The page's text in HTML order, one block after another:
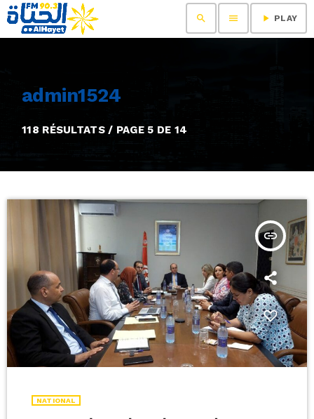
search menu play_arrow PLAY
admin1524
118 RÉSULTATS / PAGE 5 DE 14
insert_link
NATIONAL